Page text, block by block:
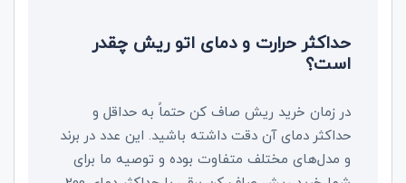
حداکثر حرارت و دمای اتو ریش چقدر
است؟
در زمان خرید ریش صاف کن حتماً به حداقل و
حداکثر دمای آن دقت داشته باشید. این عدد در برند
و مدل‌های مختلف متفاوت بوده و توصیه ما برای